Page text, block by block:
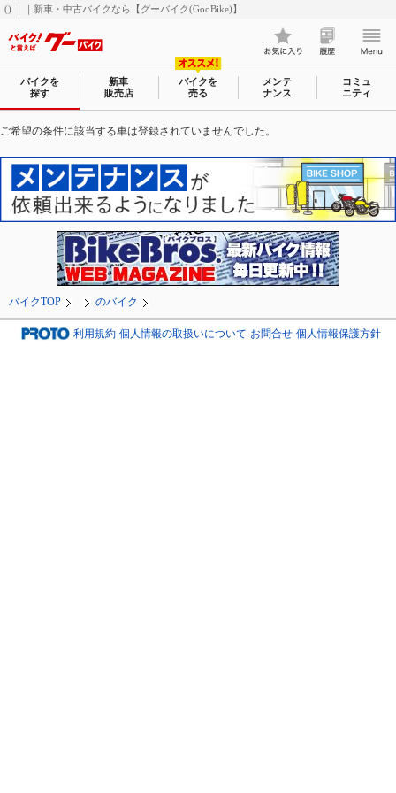
() ｜｜新車・中古バイクなら【グーバイク(GooBike)】
バイクを
探す
新車
販売店
バイクを
売る
メンテ
ナンス
コミュ
ニティ
ご希望の条件に該当する車は登録されていませんでした。
バイクTOP のバイク
利用規約 個人情報の取扱いについて お問合せ 個人情報保護方針